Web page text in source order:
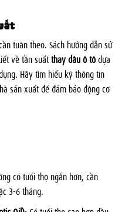
tuân theo. Sách hướng dẫn sử
về tần suấtthay dầu ô tôdựa
Hãy tìm hiểu kỹ thông tin
sản xuất để đảm bảo động cơ
có tuổi thọ ngắn hơn, cần
3-6 tháng.